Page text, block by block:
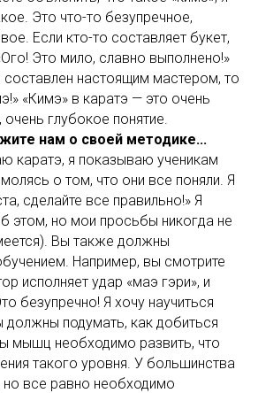
Это что-то безупречное,
Если кто-то составляет букет,
Это мило, славно выполнено!»
настоящим мастером, то
«Кимэ» в каратэ — это очень
глубокое понятие.
нам о своей методике...
каратэ, я показываю ученикам
о том, что они все поняли. Я
сделайте все правильно!» Я
этом, но мои просьбы никогда не
Вы также должны
Например, вы смотрите
исполняет удар «маэ гэри», и
безупречно! Я хочу научиться
должны подумать, как добиться
мышц необходимо развить, что
такого уровня. У большинства
но все равно необходимо